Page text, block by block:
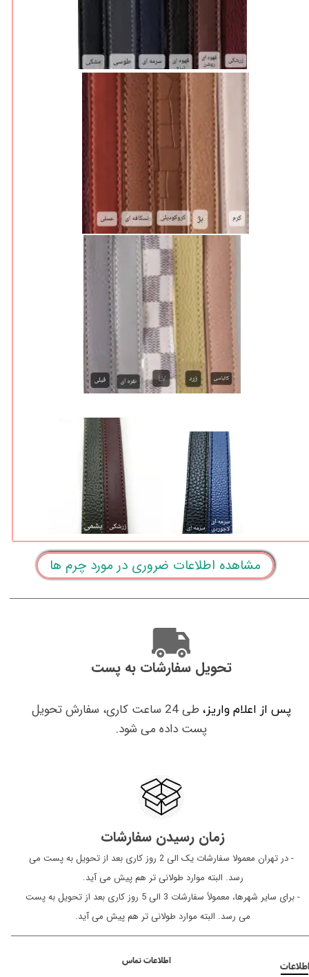
اطلاعات تماس
تحویل سفارشات به پست
پس از اعلام واریز،
طی 24 ساعت کاری، سفارش تحویل
پست داده می شود.
زمان رسیدن سفارشات
​​​​​​​ - در تهران معمولا سفارشات یک الی 2 روز کاری بعد از تحویل به پست می
رسد. البته موارد طولانی تر هم پیش می آید.
- برای سایر شهرها، معمولاً سفارشات 3 الی 5 روز کاری بعد از تحویل به پست
می رسد. البته موارد طولانی تر هم پیش می آید.
مشاهده اطلاعات ضروری در مورد چرم ها